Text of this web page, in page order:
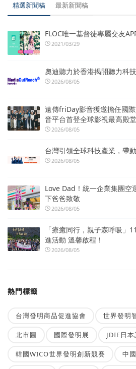
精選新聞稿 最新新聞稿
FLOC唯一基督徒專屬交友
2021/03/29
奧迪聽力於香港揭開聽力科
2026/08/05
遠傳friDay影音獲邀擔任國
音平台首登全球影視最高殿堂
2026/08/05
台灣引領全球科技產業，帶
2026/08/05
Love Dad！統一企業集團空
下爸爸致敬
2026/08/05
「療癒同行，親子森呼吸」
進活動 溫馨啟程！
2026/08/05
熱門標籤
台灣發明商品促進協會 世界發明
北市圖 國際發明展 JDIE日
韓國WICO世界發明創新競賽 中